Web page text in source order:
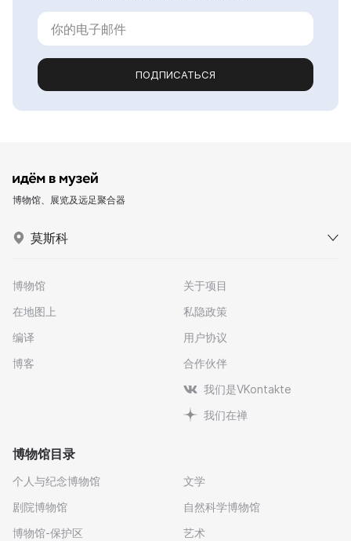
ПОДПИСАТЬСЯ
博物馆、展览及远足聚合器
莫斯科
博物馆
在地图上
编译
博客
关于项目
私隐政策
用户协议
合作伙伴
我们是VKontakte
我们在禅
博物馆目录
个人与纪念博物馆
剧院博物馆
博物馆-保护区
文学
自然科学博物馆
艺术